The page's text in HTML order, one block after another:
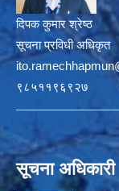
दिपक कुमार श्रेष्ठ
सूचना प्रविधी अधिकृत
९८५११९६९२७
सूचना अधिकारी